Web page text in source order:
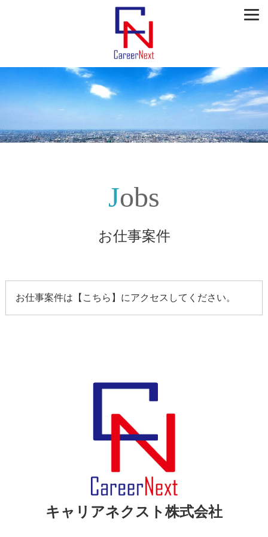
Jobs
お仕事案件
お仕事案件は【 こちら 】にアクセスしてください。
キャリアネクスト株式会社